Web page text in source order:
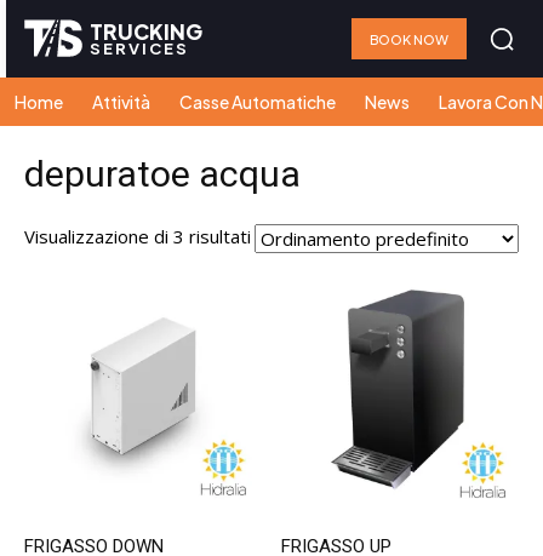
TRUCKING
SERVICES BOOK NOW
Home Attività Casse Automatiche News Lavora Con
depuratoe acqua
Visualizzazione di 3 risultati
FRIGASSO DOWN FRIGASSO UP